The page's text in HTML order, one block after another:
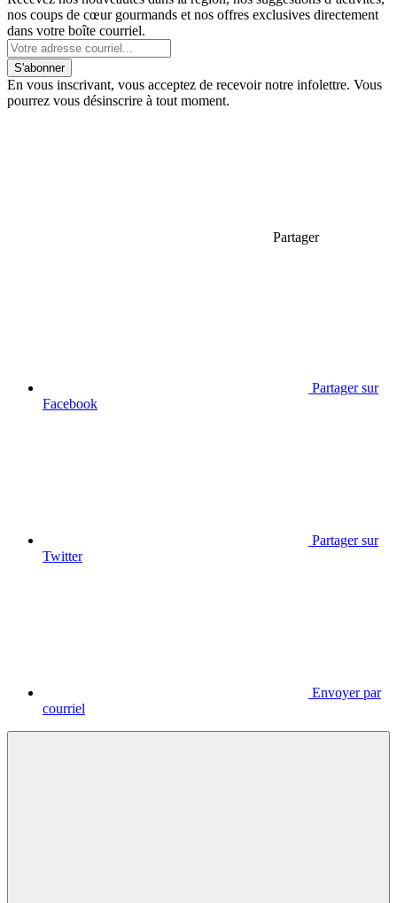
nos coups de cœur gourmands et nos offres exclusives directement
dans votre boîte courriel.
S'abonner
En vous inscrivant, vous acceptez de recevoir notre infolettre. Vous
pourrez vous désinscrire à tout moment.
Partager
Partager sur
Facebook
Partager sur
Twitter
Envoyer par
courriel